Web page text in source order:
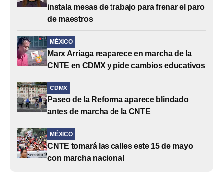
instala mesas de trabajo para frenar el paro
de maestros
MÉXICO
Marx Arriaga reaparece en marcha de la
CNTE en CDMX y pide cambios educativos
CDMX
Paseo de la Reforma aparece blindado
antes de marcha de la CNTE
MÉXICO
CNTE tomará las calles este 15 de mayo
con marcha nacional